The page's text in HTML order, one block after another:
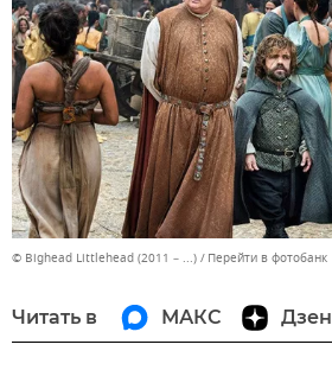
© Bighead Littlehead (2011 – ...) Перейти в фотобанк
Читать в МАКС Дзен